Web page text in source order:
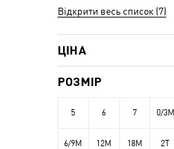
Відкрити весь список (7)
ЦІНА
РОЗМІР
5 6 7 0/3M
6/9M 12M 18M 2T